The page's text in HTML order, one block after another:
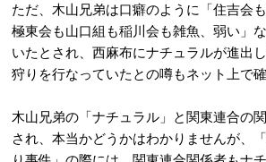
ただ、木山兄弟は口癖のように「住吉会
極東会も山口組も稲川会も雑魚、弱い」
いたとされ、西麻布にナチュラルが進出
狩りを行なっていたとの噂もネット上で確
木山兄弟の「ナチュラル」と関東連合の
され、本当かどうかはわかりませんが、